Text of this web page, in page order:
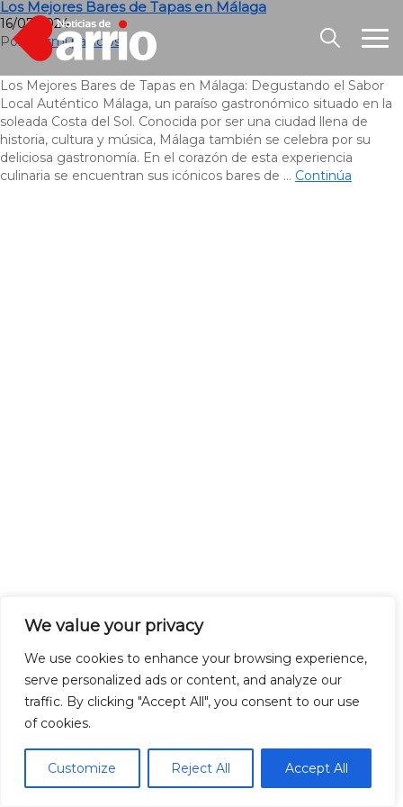
We value your privacy
We use cookies to enhance your browsing experience,
serve personalized ads or content, and analyze our
traffic. By clicking "Accept All", you consent to our use
of cookies.
Customize Reject All Accept All
Los Mejores Bares de Tapas en Málaga
16/07/2024
Por
Luismi palacios
Los Mejores Bares de Tapas en Málaga: Degustando el Sabor
Local Auténtico Málaga, un paraíso gastronómico situado en la
soleada Costa del Sol. Conocida por ser una ciudad llena de
historia, cultura y música, Málaga también se celebra por su
deliciosa gastronomía. En el corazón de esta experiencia
culinaria se encuentran sus icónicos bares de … Continúa